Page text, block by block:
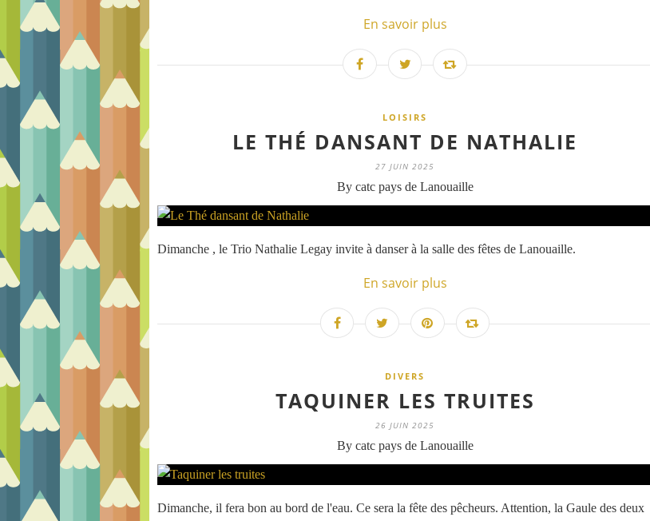
En savoir plus
LOISIRS
LE THÉ DANSANT DE NATHALIE
27 JUIN 2025
By catc pays de Lanouaille
Dimanche , le Trio Nathalie Legay invite à danser à la salle des fêtes de Lanouaille.
En savoir plus
DIVERS
TAQUINER LES TRUITES
26 JUIN 2025
By catc pays de Lanouaille
Dimanche, il fera bon au bord de l'eau. Ce sera la fête des pêcheurs. Attention, la Gaule des deux